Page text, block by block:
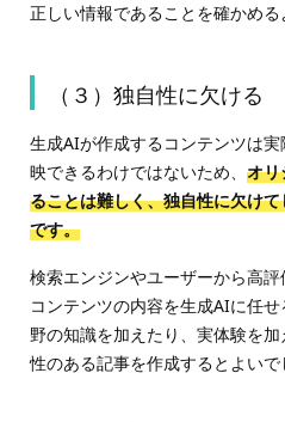
正しい情報であることを確かめる
（３）独自性に欠ける
生成AIが作成するコンテンツは
映できるわけではないため、 オリ
ることは難しく、独自性に欠け
です。
検索エンジンやユーザーから高
コンテンツの内容を生成AIに任
野の知識を加えたり、実体験を
性のある記事を作成するとよいで